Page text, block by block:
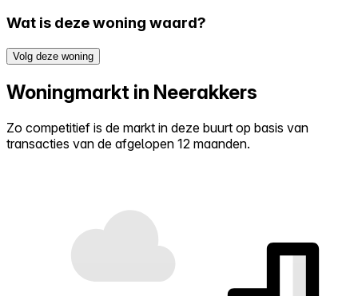
Wat is deze woning waard?
Volg deze woning
Woningmarkt in Neerakkers
Zo competitief is de markt in deze buurt op basis van
transacties van de afgelopen 12 maanden.